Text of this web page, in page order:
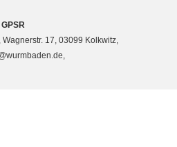
17, 03099 Kolkwitz,